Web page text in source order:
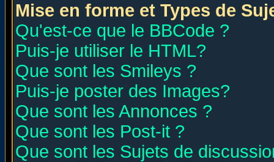
Mise en forme et Types de
Qu'est-ce que le BBCode ?
Puis-je utiliser le HTML?
Que sont les Smileys ?
Puis-je poster des Images?
Que sont les Annonces ?
Que sont les Post-it ?
Que sont les Sujets de